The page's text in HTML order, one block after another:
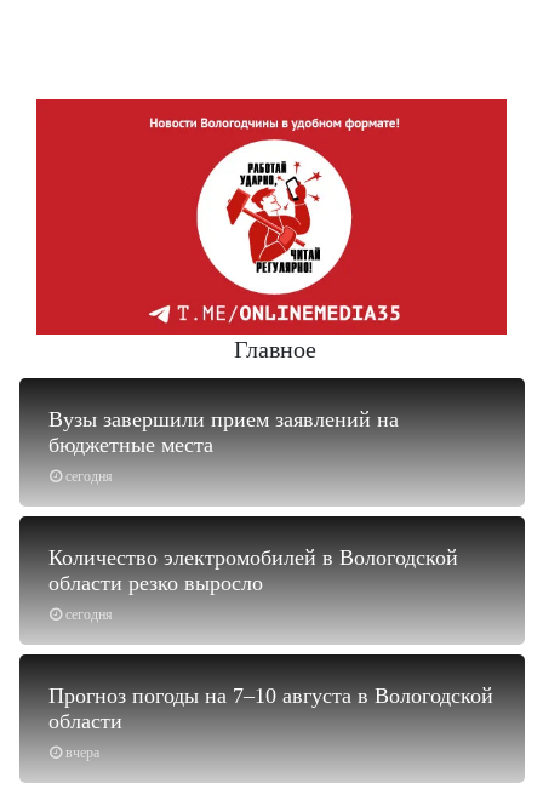
Главное
сегодня
Вузы завершили прием заявлений на
бюджетные места
сегодня
Количество электромобилей в Вологодской
области резко выросло
вчера
Прогноз погоды на 7–10 августа в Вологодской
области